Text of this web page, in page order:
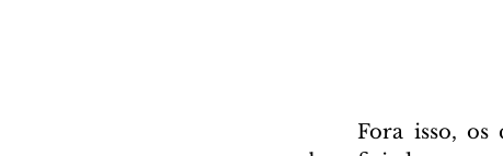
	Fora isso, os cientistas preveem que o aquecimento global também será